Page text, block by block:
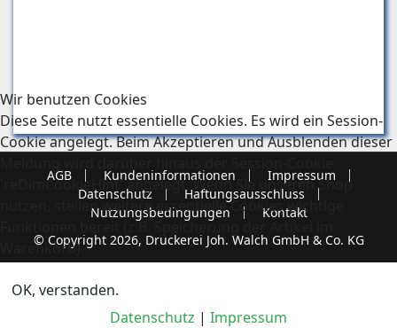
AGB Kundeninformationen
Impressum
Datenschutz
Haftungsausschluss
Nutzungsbedingungen
Kontakt
© Copyright 2026, Druckerei Joh. Walch GmbH & Co. KG
Wir benutzen Cookies
Diese Seite nutzt essentielle Cookies. Es wird ein Session-
Cookie angelegt. Beim Akzeptieren und Ausblenden dieser
'reDimCookieHint' angelegt. Wenn Sie unseren Shop
nutzen, stellen weitere essentielle Cookies wichtige
Funktionen bereit (z.B. Speicherung der Artikel im
Warenkorb).
OK, verstanden.
Datenschutz | Impressum